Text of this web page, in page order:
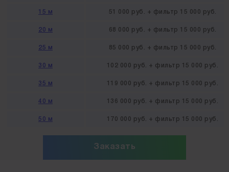
15 м 51 000 руб. + фильтр 15 000 руб.
20 м 68 000 руб. + фильтр 15 000 руб.
25 м 85 000 руб. + фильтр 15 000 руб.
30 м 102 000 руб. + фильтр 15 000 руб.
35 м 119 000 руб. + фильтр 15 000 руб.
40 м 136 000 руб. + фильтр 15 000 руб.
50 м 170 000 руб. + фильтр 15 000 руб.
Заказать